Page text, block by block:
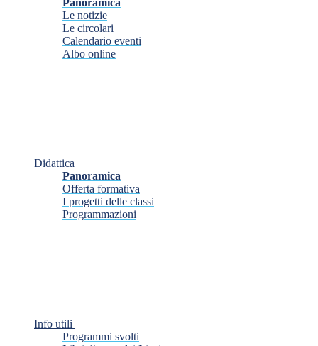
Panoramica
Le notizie
Le circolari
Calendario eventi
Albo online
Didattica
Panoramica
Offerta formativa
I progetti delle classi
Programmazioni
Info utili
Programmi svolti